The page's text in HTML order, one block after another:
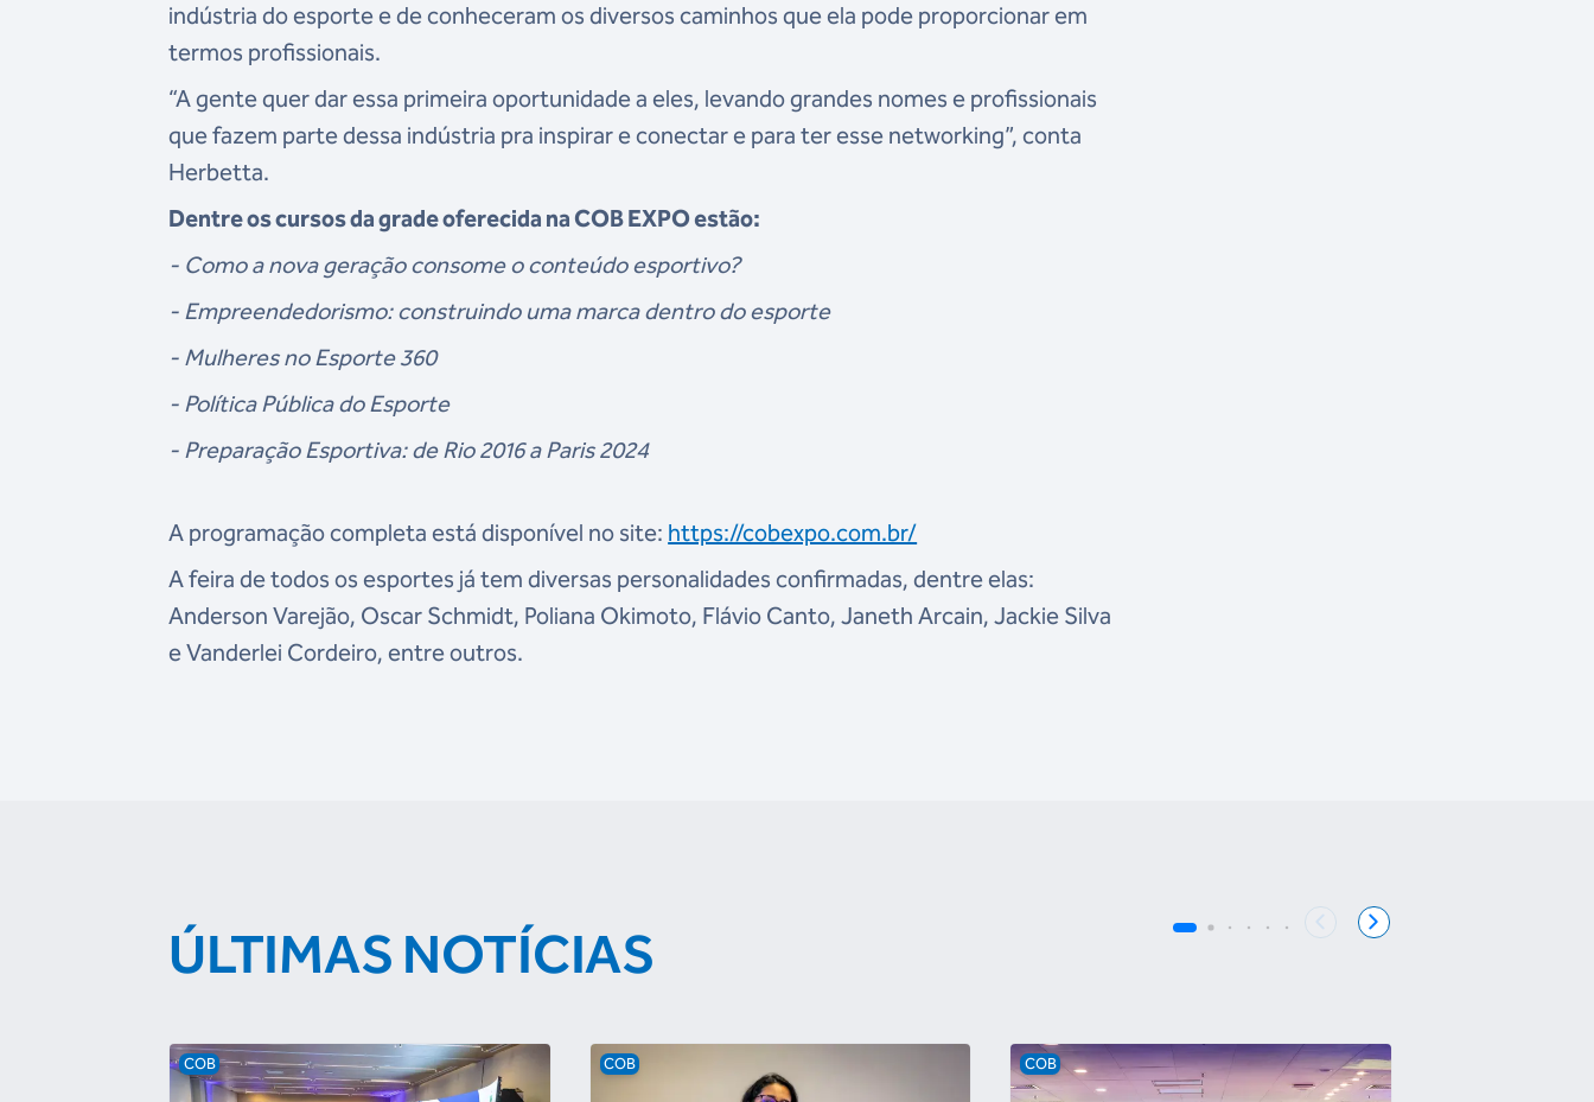
indústria do esporte e de conheceram os diversos caminhos que ela pode proporcionar em
termos profissionais.
“A gente quer dar essa primeira oportunidade a eles, levando grandes nomes e profissionais
que fazem parte dessa indústria pra inspirar e conectar e para ter esse networking”, conta
Herbetta.
Dentre os cursos da grade oferecida na COB EXPO estão:
- Como a nova geração consome o conteúdo esportivo?
- Empreendedorismo: construindo uma marca dentro do esporte
- Mulheres no Esporte 360
- Política Pública do Esporte
- Preparação Esportiva: de Rio 2016 a Paris 2024
A programação completa está disponível no site: https://cobexpo.com.br/
A feira de todos os esportes já tem diversas personalidades confirmadas, dentre elas:
Anderson Varejão, Oscar Schmidt, Poliana Okimoto, Flávio Canto, Janeth Arcain, Jackie Silva
e Vanderlei Cordeiro, entre outros.
ÚLTIMAS NOTÍCIAS
COB COB COB